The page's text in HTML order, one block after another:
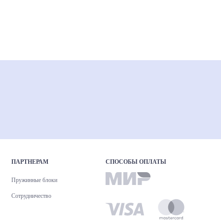
ПАРТНЕРАМ
Пружинные блоки
Сотрудничество
СПОСОБЫ ОПЛАТЫ